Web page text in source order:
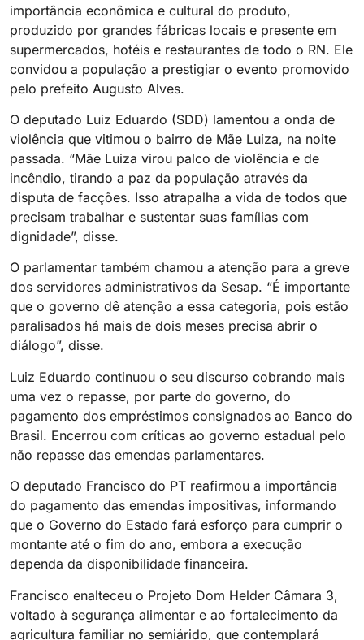
importância econômica e cultural do produto,
produzido por grandes fábricas locais e presente em
supermercados, hotéis e restaurantes de todo o RN. Ele
convidou a população a prestigiar o evento promovido
pelo prefeito Augusto Alves.
O deputado Luiz Eduardo (SDD) lamentou a onda de
violência que vitimou o bairro de Mãe Luiza, na noite
passada. “Mãe Luiza virou palco de violência e de
incêndio, tirando a paz da população através da
disputa de facções. Isso atrapalha a vida de todos que
precisam trabalhar e sustentar suas famílias com
dignidade”, disse.
O parlamentar também chamou a atenção para a greve
dos servidores administrativos da Sesap. “É importante
que o governo dê atenção a essa categoria, pois estão
paralisados há mais de dois meses precisa abrir o
diálogo”, disse.
Luiz Eduardo continuou o seu discurso cobrando mais
uma vez o repasse, por parte do governo, do
pagamento dos empréstimos consignados ao Banco do
Brasil. Encerrou com críticas ao governo estadual pelo
não repasse das emendas parlamentares.
O deputado Francisco do PT reafirmou a importância
do pagamento das emendas impositivas, informando
que o Governo do Estado fará esforço para cumprir o
montante até o fim do ano, embora a execução
dependa da disponibilidade financeira.
Francisco enalteceu o Projeto Dom Helder Câmara 3,
voltado à segurança alimentar e ao fortalecimento da
agricultura familiar no semiárido, que contemplará